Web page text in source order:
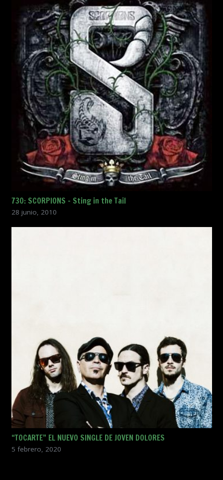
730: SCORPIONS – Sting in the Tail
28 junio, 2010
“TOCARTE” EL NUEVO SINGLE DE JOVEN DOLORES
5 febrero, 2020